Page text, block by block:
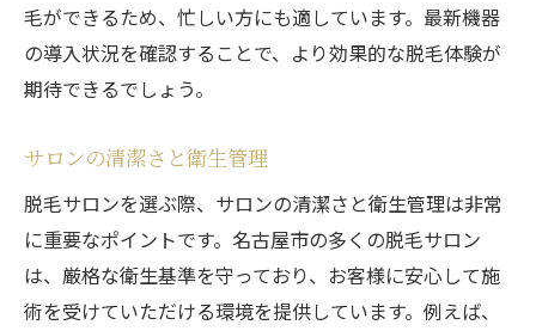
毛ができるため、忙しい方にも適しています。最新機器
の導入状況を確認することで、より効果的な脱毛体験が
期待できるでしょう。
サロンの清潔さと衛生管理
脱毛サロンを選ぶ際、サロンの清潔さと衛生管理は非常
に重要なポイントです。名古屋市の多くの脱毛サロン
は、厳格な衛生基準を守っており、お客様に安心して施
術を受けていただける環境を提供しています。例えば、